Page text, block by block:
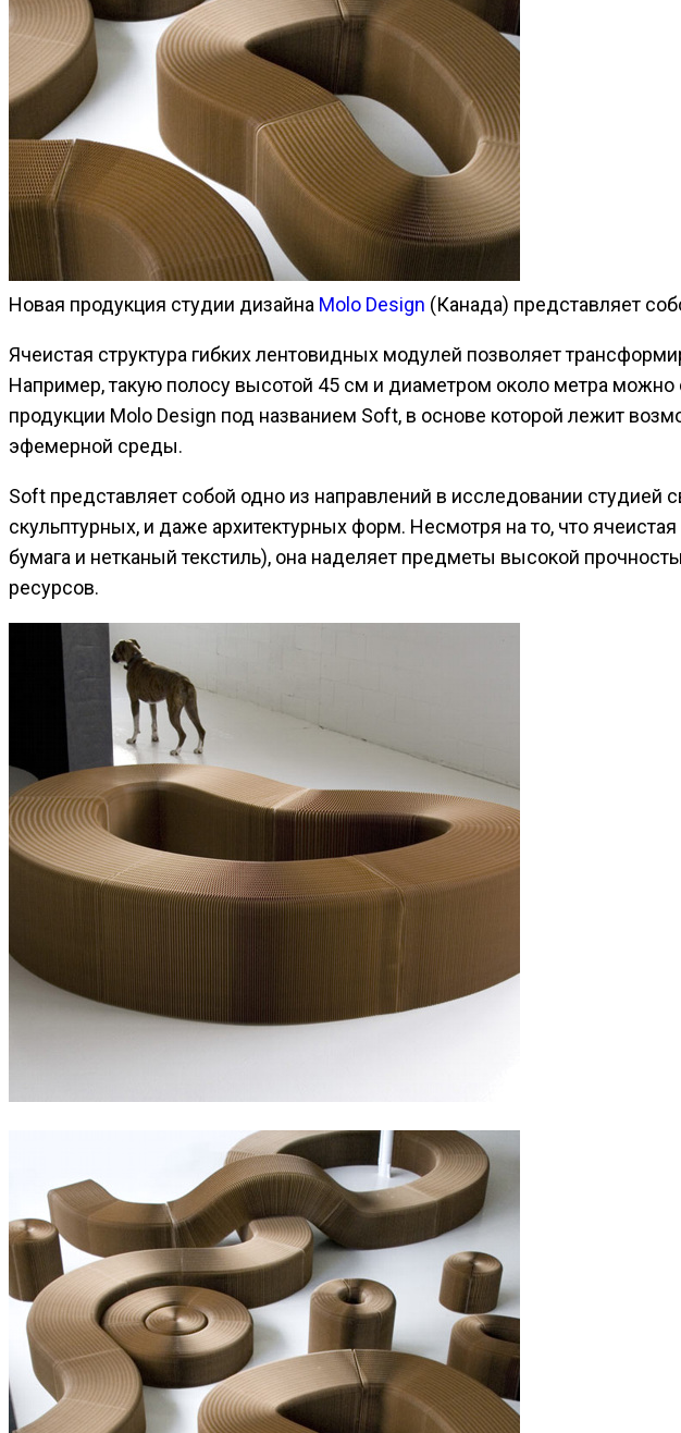
Новая продукция студии дизайна Molo Design (Канада) представляет
Ячеистая структура гибких лентовидных модулей позволяет
Например, такую полосу высотой 45 см и диаметром около метра
продукции Molo Design под названием Soft, в основе которой лежит
эфемерной среды.
Soft представляет собой одно из направлений в исследовании
скульптурных, и даже архитектурных форм. Несмотря на то, что
бумага и нетканый текстиль), она наделяет предметы высокой
ресурсов.